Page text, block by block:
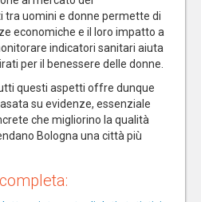
tra uomini e donne permette di
economiche e il loro impatto a
indicatori sanitari aiuta
per il benessere delle donne.
questi aspetti offre dunque
su evidenze, essenziale
che migliorino la qualità
Bologna una città più